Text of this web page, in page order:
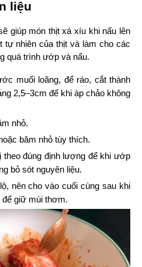
liệu
giúp món thịt xá xíu khi nấu lên
tự nhiên của thịt và làm cho các
quá trình ướp và nấu.
muối loãng, để ráo, cắt thành
2,5–3cm để khi áp chảo không
nhỏ.
băm nhỏ tùy thích.
theo đúng định lượng để khi ướp
bỏ sót nguyên liệu.
nên cho vào cuối cùng sau khi
để giữ mùi thơm.